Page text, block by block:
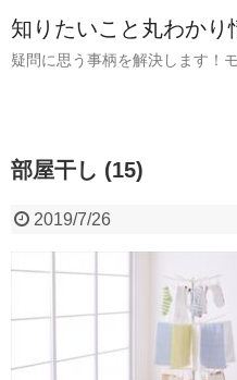
知りたいこと丸わかり
疑問に思う事柄を解決します！
部屋干し (15)
2019/7/26